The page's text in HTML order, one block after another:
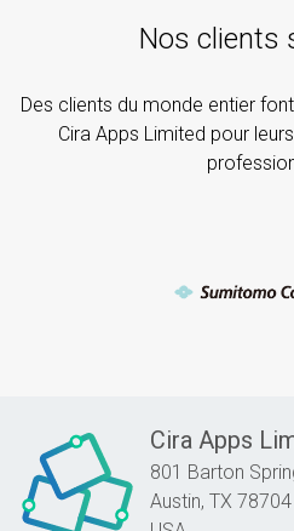
Nos clients
Des clients du monde entier
Cira Apps Limited pour
Cira Apps
801 Barton
Austin, TX 78704